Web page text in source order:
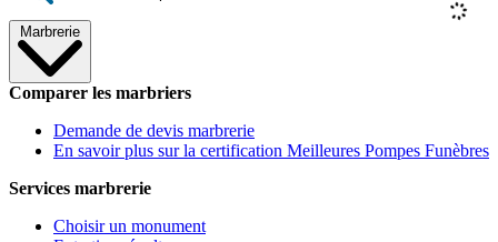
Marbrerie
Comparer les marbriers
Demande de devis marbrerie
En savoir plus sur la certification Meilleures Pompes Funèbres
Services marbrerie
Choisir un monument